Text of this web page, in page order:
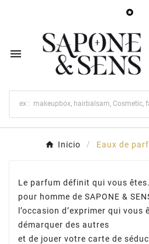


Inicio Eaux de
Le parfum définit qui vous
pour homme de SAPONE &
l’occasion d’exprimer qui vous
démarquer des autres
et de jouer votre carte de